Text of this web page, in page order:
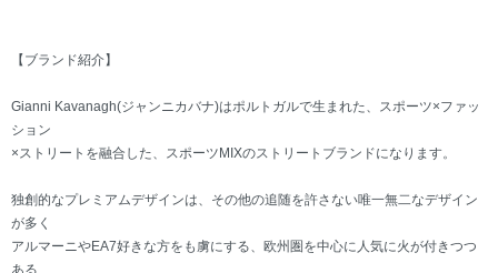
【ブランド紹介】
Gianni Kavanagh(ジャンニカバナ)はポルトガルで生まれた、スポーツ×ファッ
ション
×ストリートを融合した、スポーツMIXのストリートブランドになります。
独創的なプレミアムデザインは、その他の追随を許さない唯一無二なデザイン
が多く
アルマーニやEA7好きな方をも虜にする、欧州圏を中心に人気に火が付きつつ
ある